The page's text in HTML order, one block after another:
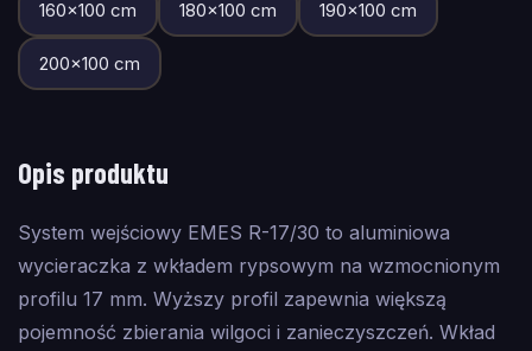
160×100 cm 180×100 cm 190×100 cm
200×100 cm
Opis produktu
System wejściowy EMES R-17/30 to aluminiowa
wycieraczka z wkładem rypsowym na wzmocnionym
profilu 17 mm. Wyższy profil zapewnia większą
pojemność zbierania wilgoci i zanieczyszczeń. Wkład